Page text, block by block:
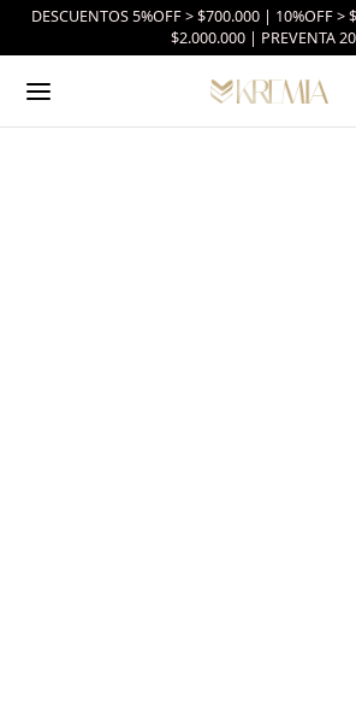
DESCUENTOS 5%OFF > $700.000 | 10%OFF >
$2.000.000 | PREVENTA